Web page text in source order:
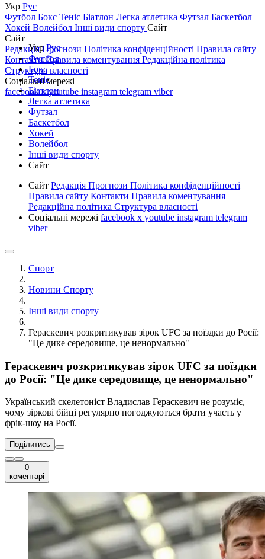
Укр Рус
Футбол Бокс Теніс Біатлон Легка атлетика Футзал Баскетбол
Хокей Волейбол Інші види спорту Сайт
Сайт
РедакціяПрогнози Політика конфіденційності Правила сайту
КонтактиПравила коментування Редакційна політика
Структура власності
Соціальні мережі
facebookxyoutube instagram telegram viber
УкрРус
Футбол
Бокс
Теніс
Біатлон
Легка атлетика
Футзал
Баскетбол
Хокей
Волейбол
Інші види спорту
Сайт
Сайт Редакція Прогнози Політика конфіденційності
Правила сайту Контакти Правила коментування
Редакційна політика Структура власності
Соціальні мережі facebook x youtube instagram telegram
viber
Спорт
Новини Спорту
Інші види спорту
Гераскевич розкритикував зірок UFC за поїздки до Росії:
"Це дике середовище, це ненормально"
Гераскевич розкритикував зірок UFC за поїздки
до Росії: "Це дике середовище, це ненормально"
Український скелетоніст Владислав Гераскевич не розуміє,
чому зіркові бійці регулярно погоджуються брати участь у
фрік-шоу на Росії.
Поділитись
0
коментарі